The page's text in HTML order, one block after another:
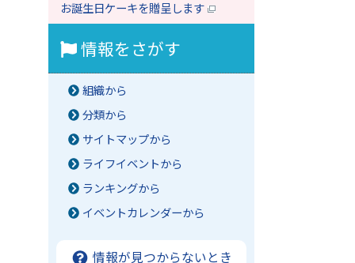
お誕生日ケーキを贈呈します
情報をさがす
組織から
分類から
サイトマップから
ライフイベントから
ランキングから
イベントカレンダーから
情報が見つからないとき